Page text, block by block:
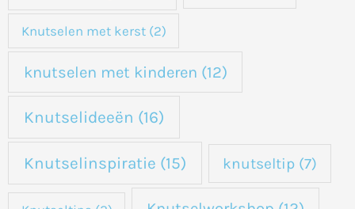
Knutselen met kerst(2)
knutselen met kinderen (12)
Knutselideeën (16)
Knutselinspiratie (15) knutseltip (7)